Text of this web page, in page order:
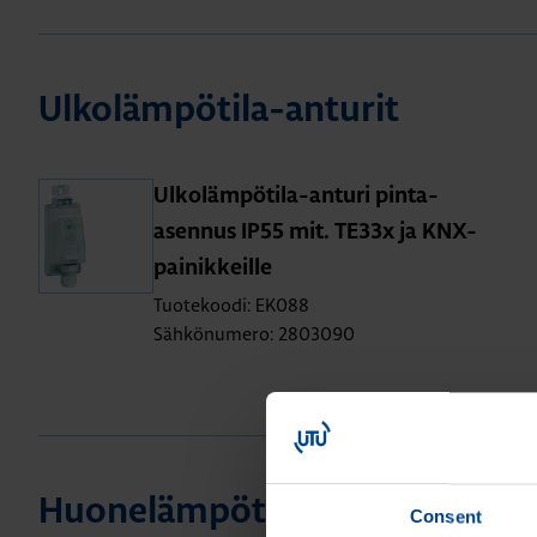
Consent
Ul­ko­läm­pö­ti­la-an­tu­rit
Ul­ko­läm­pö­ti­la-an­tu­ri pin­ta-
asen­nus IP55 mit. TE33x ja KNX-
pai­nik­keil­le
Tuotekoodi: EK088
Sähkönumero: 2803090
Huo­ne­läm­pö­ti­la-an­tu­rit